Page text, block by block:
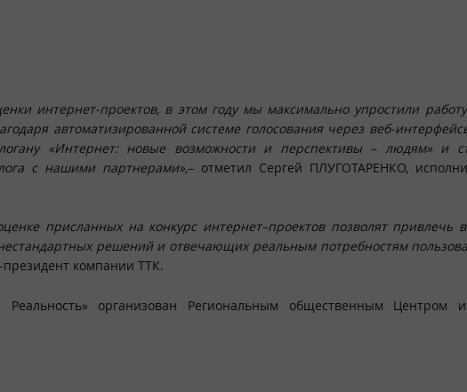
интернет-проектов, в этом году мы максимально упростили
автоматизированной системе голосования через веб-
«Интернет: новые возможности и перспективы – людям» и
с нашими партнерами»,– отметил Сергей ПЛУГОТАРЕНКО,
присланных на конкурс интернет–проектов позволят привлечь
решений и отвечающих реальным потребностям
компании ТТК.
организован Региональным общественным Центром